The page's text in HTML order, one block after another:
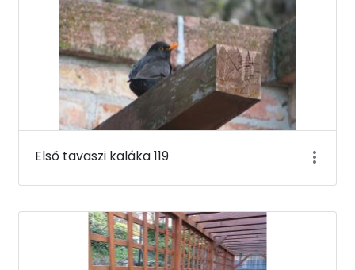
Első tavaszi kaláka 119